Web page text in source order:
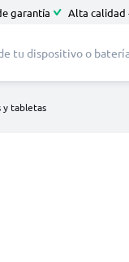
garantía Alta calidad
y tabletas